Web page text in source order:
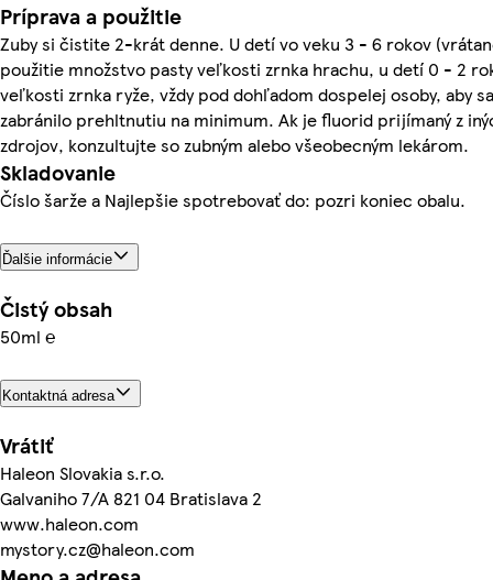
Príprava a použitie
Zuby si čistite 2-krát denne. U detí vo veku 3 - 6 rokov
použitie množstvo pasty veľkosti zrnka hrachu, u detí 0 - 2
veľkosti zrnka ryže, vždy pod dohľadom dospelej osoby, aby sa
zabránilo prehltnutiu na minimum. Ak je fluorid prijímaný z
zdrojov, konzultujte so zubným alebo všeobecným lekárom.
Skladovanie
Číslo šarže a Najlepšie spotrebovať do: pozri koniec obalu.
Ďalšie informácie
Čistý obsah
50ml ℮
Kontaktná adresa
Vrátiť
Haleon Slovakia s.r.o.
Galvaniho 7/A 821 04 Bratislava 2
www.haleon.com
mystory.cz@haleon.com